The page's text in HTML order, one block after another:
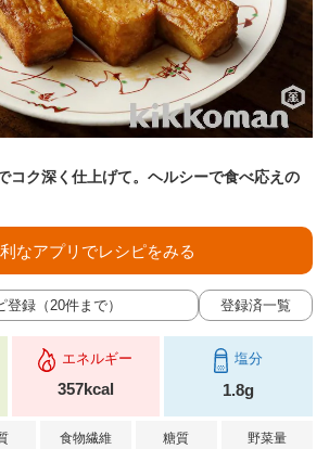
コク深く仕上げて。ヘルシーで食べ応えの
登録（20件まで） 登録済一覧
なアプリでレシピをみる
エネルギー
357kcal
塩分
1.8g
食物繊維 糖質 野菜量